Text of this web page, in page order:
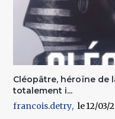
Cléopâtre, héroïne de
totalement i...
francois.detry
12/03/